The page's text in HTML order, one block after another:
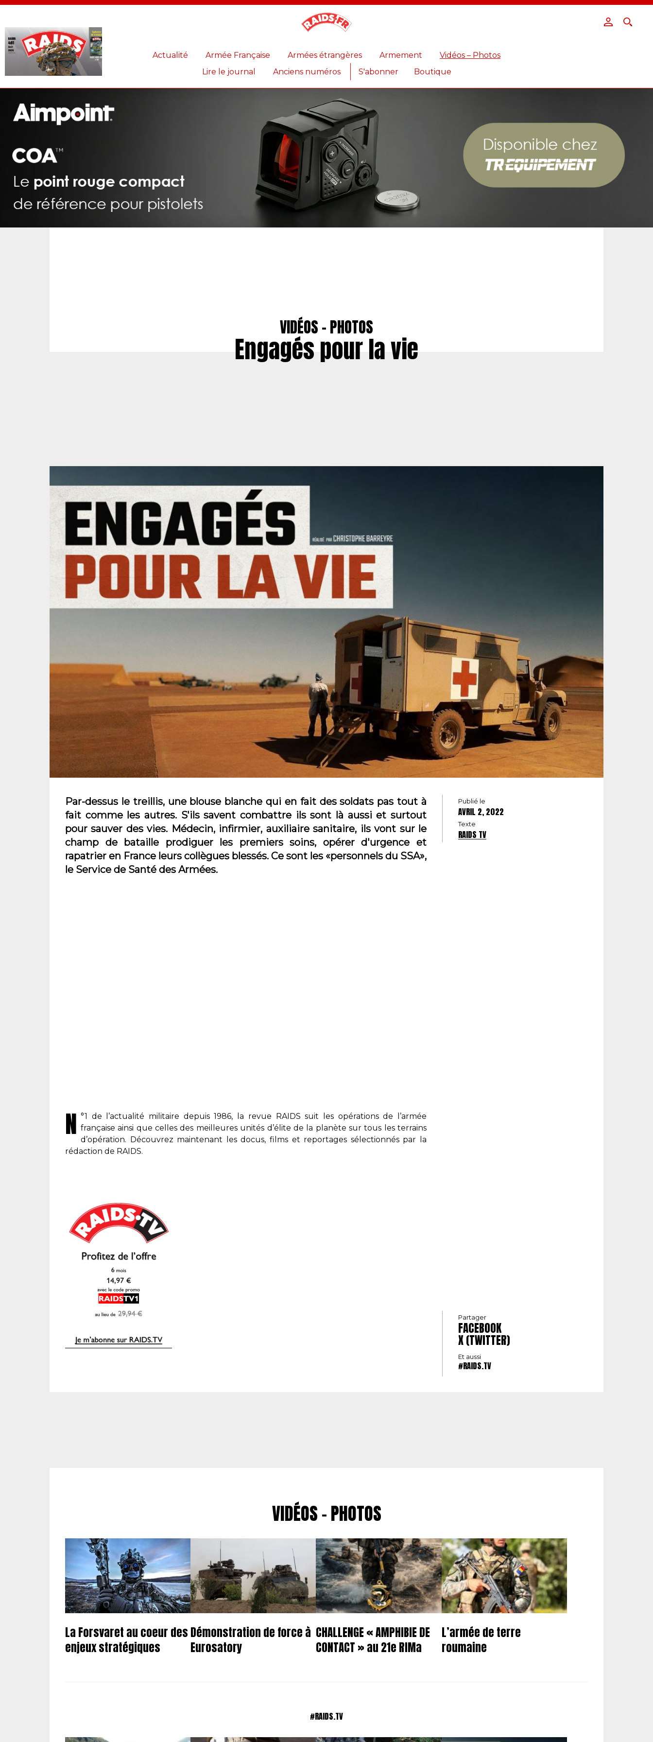
Actualité Armée Française Armées étrangères Armement
Vidéos – Photos
Lire le journal
Anciens numéros S'abonner Boutique
VIDÉOS - PHOTOS
Engagés pour la vie
Par-dessus le treillis, une blouse blanche qui en fait des soldats pas tout à
fait comme les autres. S'ils savent combattre ils sont là aussi et surtout
pour sauver des vies. Médecin, infirmier, auxiliaire sanitaire, ils vont sur le
champ de bataille prodiguer les premiers soins, opérer d'urgence et
rapatrier en France leurs collègues blessés. Ce sont les «personnels du SSA»,
le Service de Santé des Armées.
N °1 de l’actualité militaire depuis 1986, la revue RAIDS suit les opérations de l’armée
française ainsi que celles des meilleures unités d’élite de la planète sur tous les terrains
d’opération. Découvrez maintenant les docus, films et reportages sélectionnés par la
rédaction de RAIDS.
Publié le
AVRIL 2, 2022
Texte
RAIDS TV
Partager
FACEBOOK
X (TWITTER)
Et aussi
#RAIDS.TV
VIDÉOS - PHOTOS
La Forsvaret au coeur des
enjeux stratégiques
Démonstration de force à
Eurosatory
CHALLENGE « AMPHIBIE DE
CONTACT » au 21e RIMa
L’armée de terre
roumaine
#RAIDS.TV
Panneau de gestion des cookies